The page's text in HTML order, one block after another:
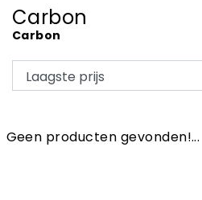
Carbon
Carbon
Geen producten gevonden!...